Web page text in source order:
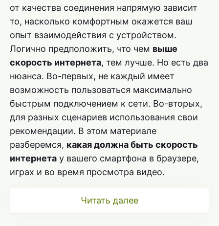
от качества соединения напрямую зависит
то, насколько комфортным окажется ваш
опыт взаимодействия с устройством.
Логично предположить, что чем выше
скорость интернета, тем лучше. Но есть два
нюанса. Во-первых, не каждый имеет
возможность пользоваться максимально
быстрым подключением к сети. Во-вторых,
для разных сценариев использования свои
рекомендации. В этом материале
разберемся, какая должна быть скорость
интернета у вашего смартфона в браузере,
играх и во время просмотра видео.
Читать далее